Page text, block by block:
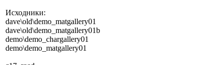
Исходники:
dave\old\demo_matgallery01
dave\old\demo_matgallery01b
demo\demo_chargallery01
demo\demo_matgallery01